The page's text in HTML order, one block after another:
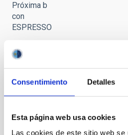
Consentimiento Detalles
Esta página web usa cookies
Las cookies de este sitio web se
Próxima b
con
ESPRESSO
Representación
artística
exoplaneta
rocoso